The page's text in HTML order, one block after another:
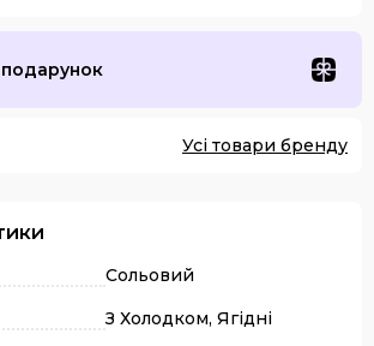
Усі товари бренду
Сольовий
З Холодком, Ягідні